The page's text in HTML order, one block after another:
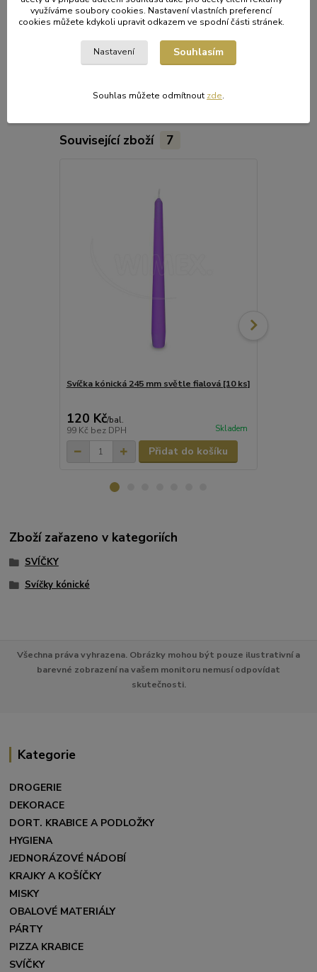
Široká síť výdejen
dodání Zásilkovnou cena dopravy 79,- Kč
Související zboží 7
Svíčka kónická 245 mm světle fialová [10 ks]
120 Kč/bal.
99 Kč bez DPH Skladem
Přidat do košíku
Zboží zařazeno v kategoriích
SVÍČKY
Svíčky kónické
Všechna práva vyhrazena. Obrázky mohou být pouze ilustrativní a
barevné zobrazení na vašem monitoru nemusí odpovídat
skutečnosti.
Kategorie
DROGERIE
DEKORACE
DORT. KRABICE A PODLOŽKY
HYGIENA
JEDNORÁZOVÉ NÁDOBÍ
KRAJKY A KOŠÍČKY
MISKY
OBALOVÉ MATERIÁLY
PÁRTY
PIZZA KRABICE
SVÍČKY
využíváme soubory cookies. Nastavení vlastních preferencí
cookies můžete kdykoli upravit odkazem ve spodní části stránek.
Nastavení Souhlasím
Souhlas můžete odmítnout zde.